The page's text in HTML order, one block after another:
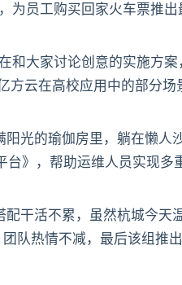
员工购买回家火车票推出
和大家讨论创意的实施方
云在高校应用中的部分场
光的瑜伽房里，躺在懒人
》，帮助运维人员实现多
干活不累，虽然杭城今天
队热情不减，最后该组推